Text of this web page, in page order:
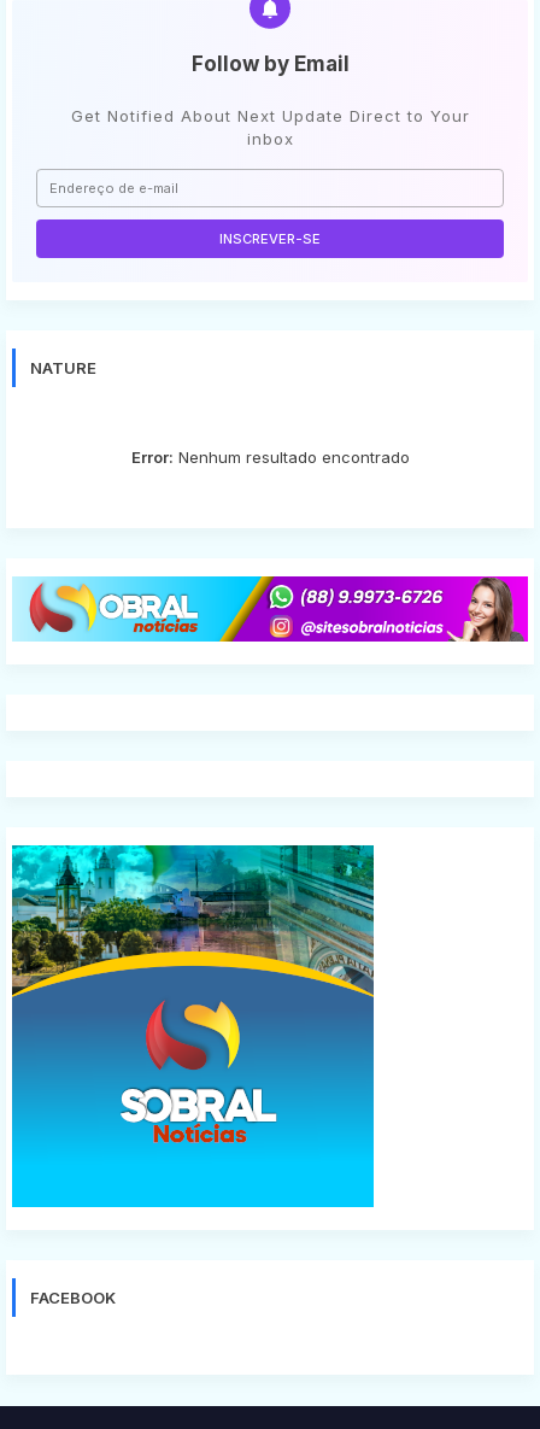
Follow by Email
Get Notified About Next Update Direct to Your
inbox
NATURE
Error: Nenhum resultado encontrado
FACEBOOK